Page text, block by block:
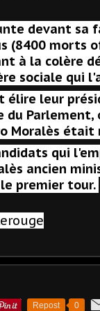
devant sa
(8400 morts
à la colère
sociale qui
élire leur
du
Moralès
qui
ancien
premier tour.
Repost 0